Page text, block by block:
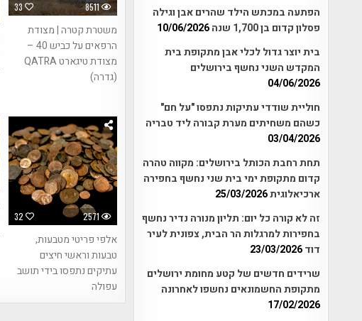
33 8511
משטרת קטרה | מצודת
הרפאים על כביש 40 –
מצודת טיגארט QATRA
(גדרה)
32 2571
אלפי פריטי מטבעות,
טבעות וראשי חיצים
עתיקים נתפסו בידי תושב
עפולה
הפתעה במכתש הילד שהרים אבן וגילה
פסלון קדום בן 1,700 שנה
10/06/2026
בית יוצר גדול לכלי אבן מתקופת בית
המקדש השני נחשף בירושלים
04/06/2026
חוליית שודדי עתיקות נתפסו "על חם"
כשהם משחיתים מערת קבורה ליד טבריה
03/04/2026
תחת רחבת הכותל בירושלים: מקווה טהרה
קדום מתקופת ימי בית שני נחשף בחפירה
ארכיאלוגית25/03/2026
זה לא קורה כל יום: תליון מנורה נדיר נחשף
בחפירות למרגלות הר הבית, צפונית לעיר
דוד23/03/2026
שרידים חדשים של קטע מחומת ירושלים
מתקופת החשמונאים נחשפו לאחרונה
17/02/2026